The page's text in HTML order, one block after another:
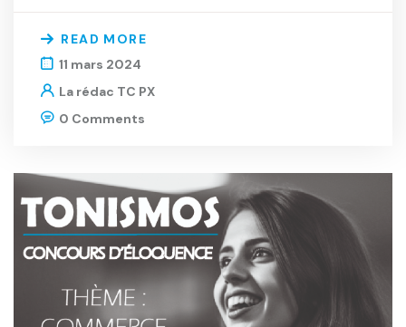
READ MORE
11 mars 2024
La rédac TC PX
0 Comments